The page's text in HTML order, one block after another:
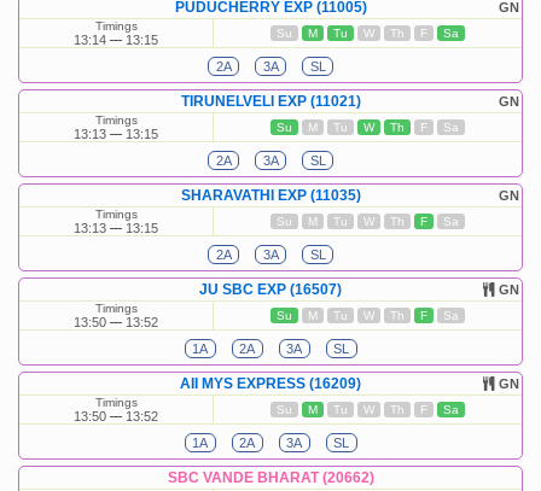
GN
PUDUCHERRY EXP (11005)
Timings
13:14 13:15 Su M Tu W Th F Sa
2A 3A SL
GN
TIRUNELVELI EXP (11021)
Timings
13:13 13:15 Su M Tu W Th F Sa
2A 3A SL
GN
SHARAVATHI EXP (11035)
Timings
13:13 13:15 Su M Tu W Th F Sa
2A 3A SL
GN
JU SBC EXP (16507)
Timings
13:50 13:52 Su M Tu W Th F Sa
1A 2A 3A SL
GN
AII MYS EXPRESS (16209)
Timings
13:50 13:52 Su M Tu W Th F Sa
1A 2A 3A SL
SBC VANDE BHARAT (20662)